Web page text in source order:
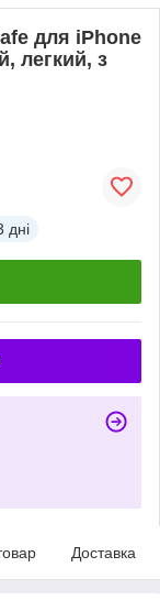
для iPhone
легкий, з
дні
Доставка